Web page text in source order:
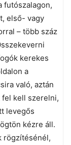
futószalagon,
első- vagy
– több száz
kerekes
a
való, aztán
fel kell szerelni,
levegős
kézre áll.
rögzítésénél,